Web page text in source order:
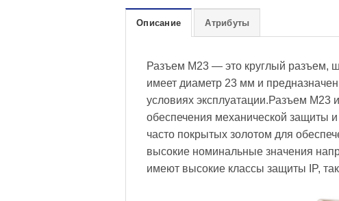
Описание Атрибуты
Разъем M23 — это круглый разъем,
имеет диаметр 23 мм и
условиях эксплуатации.Разъем M23
обеспечения механической защиты
часто покрытых золотом для
высокие номинальные значения
имеют высокие классы защиты IP,